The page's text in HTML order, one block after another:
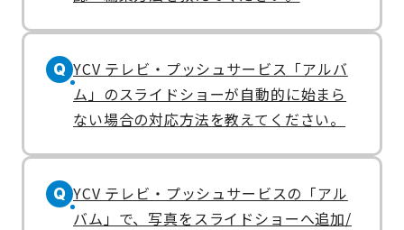
Q YCV テレビ・プッシュサービス「アルバ
ム」のスライドショーが自動的に始まら
ない場合の対応方法を教えてください。
Q YCV テレビ・プッシュサービスの「アル
バム」で、写真をスライドショーへ追加/